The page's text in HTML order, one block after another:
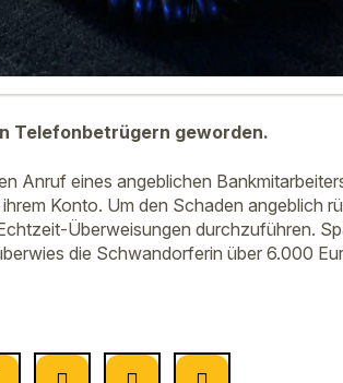
Telefonbetrügern geworden.
Anruf eines angeblichen
Konto. Um den Schaden angeblich
Überweisungen durchzuführen.
die Schwandorferin über 6.000